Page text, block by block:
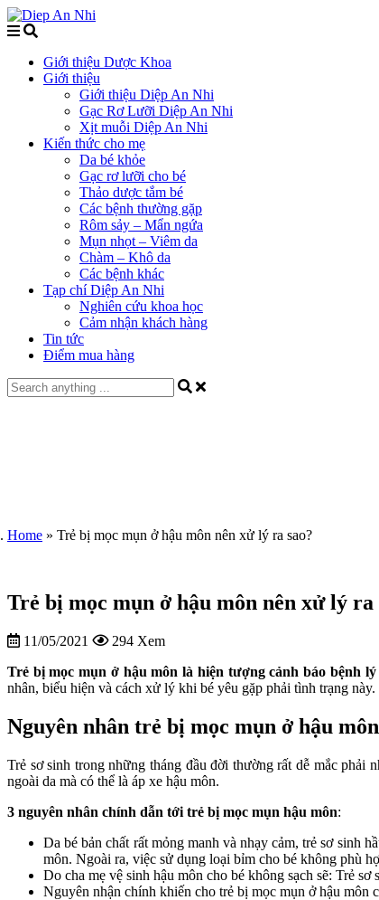
Giới thiệu Dược Khoa
Giới thiệu
Giới thiệu Diệp An Nhi
Gạc Rơ Lưỡi Diệp An Nhi
Xịt muỗi Diệp An Nhi
Kiến thức cho mẹ
Da bé khỏe
Gạc rơ lưỡi cho bé
Thảo dược tắm bé
Các bệnh thường gặp
Rôm sảy – Mẩn ngứa
Mụn nhọt – Viêm da
Chàm – Khô da
Các bệnh khác
Tạp chí Diệp An Nhi
Nghiên cứu khoa học
Cảm nhận khách hàng
Tin tức
Điểm mua hàng
Home » Trẻ bị mọc mụn ở hậu môn nên xử lý ra sao?
Trẻ bị mọc mụn ở hậu môn nên xử lý ra
11/05/2021 294 Xem
Trẻ bị mọc mụn ở hậu môn là hiện tượng cảnh báo bệnh
nhân, biểu hiện và cách xử lý khi bé yêu gặp phải tình trạng này.
Nguyên nhân trẻ bị mọc mụn ở hậu môn
Trẻ sơ sinh trong những tháng đầu đời thường rất dễ mắc
ngoài da mà có thể là áp xe hậu môn.
3 nguyên nhân chính dẫn tới trẻ bị mọc mụn hậu môn:
Da bé bản chất rất mỏng manh và nhạy cảm, trẻ sơ sinh
môn. Ngoài ra, việc sử dụng loại bỉm cho bé không phù
Do cha mẹ vệ sinh hậu môn cho bé không sạch sẽ: Trẻ
Nguyên nhận chính khiến cho trẻ bị mọc mụn ở hậu môn